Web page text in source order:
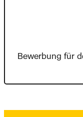
Bewerbung für